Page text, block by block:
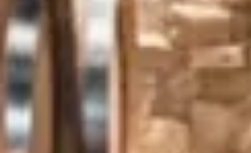
Séjours oenologiques Chablis
Séjours bien-être Bourgogne
Séjours gastronomiques Bourgogne
Tous les séjours oenologiques